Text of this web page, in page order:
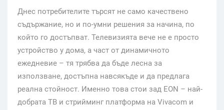
Днес потребителите търсят не само качествено
съдържание, но и по-умни решения за начина, по
който го достъпват. Телевизията вече не е просто
устройство у дома, а част от динамичното
ежедневие – тя трябва да бъде лесна за
използване, достъпна навсякъде и да предлага
реална стойност. Именно това стои зад EON – най-
добрата ТВ и стрийминг платформа на Vivacom и